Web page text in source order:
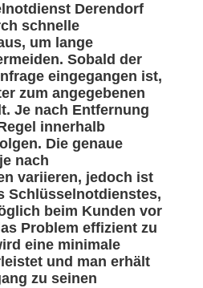
Derendorf
schnelle
um lange
Sobald der
eingegangen ist,
zum angegebenen
Je nach Entfernung
innerhalb
Die genaue
nach
variieren, jedoch ist
Schlüsselnotdienstes,
beim Kunden vor
Problem effizient zu
eine minimale
und man erhält
zu seinen